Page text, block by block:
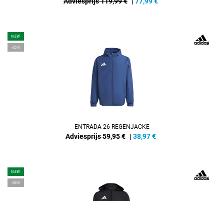
NEW
-35%
ENTRADA 26 REGENJACKE
Adviesprijs 59,95 € | 38,97€
NEW
-35%